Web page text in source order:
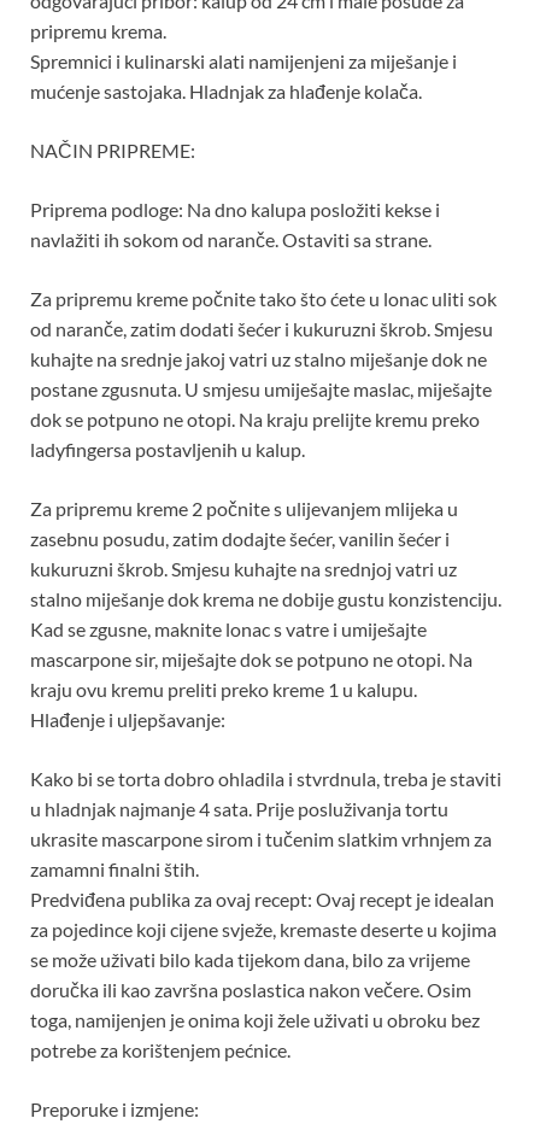
pripremu krema.
Spremnici i kulinarski alati namijenjeni za miješanje i
mućenje sastojaka. Hladnjak za hlađenje kolača.
NAČIN PRIPREME:
Priprema podloge: Na dno kalupa posložiti kekse i
navlažiti ih sokom od naranče. Ostaviti sa strane.
Za pripremu kreme počnite tako što ćete u lonac uliti sok
od naranče, zatim dodati šećer i kukuruzni škrob. Smjesu
kuhajte na srednje jakoj vatri uz stalno miješanje dok ne
postane zgusnuta. U smjesu umiješajte maslac, miješajte
dok se potpuno ne otopi. Na kraju prelijte kremu preko
ladyfingersa postavljenih u kalup.
Za pripremu kreme 2 počnite s ulijevanjem mlijeka u
zasebnu posudu, zatim dodajte šećer, vanilin šećer i
kukuruzni škrob. Smjesu kuhajte na srednjoj vatri uz
stalno miješanje dok krema ne dobije gustu konzistenciju.
Kad se zgusne, maknite lonac s vatre i umiješajte
mascarpone sir, miješajte dok se potpuno ne otopi. Na
kraju ovu kremu preliti preko kreme 1 u kalupu.
Hlađenje i uljepšavanje:
Kako bi se torta dobro ohladila i stvrdnula, treba je staviti
u hladnjak najmanje 4 sata. Prije posluživanja tortu
ukrasite mascarpone sirom i tučenim slatkim vrhnjem za
zamamni finalni štih.
Predviđena publika za ovaj recept: Ovaj recept je idealan
za pojedince koji cijene svježe, kremaste deserte u kojima
se može uživati ​​bilo kada tijekom dana, bilo za vrijeme
doručka ili kao završna poslastica nakon večere. Osim
toga, namijenjen je onima koji žele uživati ​​u obroku bez
potrebe za korištenjem pećnice.
Preporuke i izmjene: